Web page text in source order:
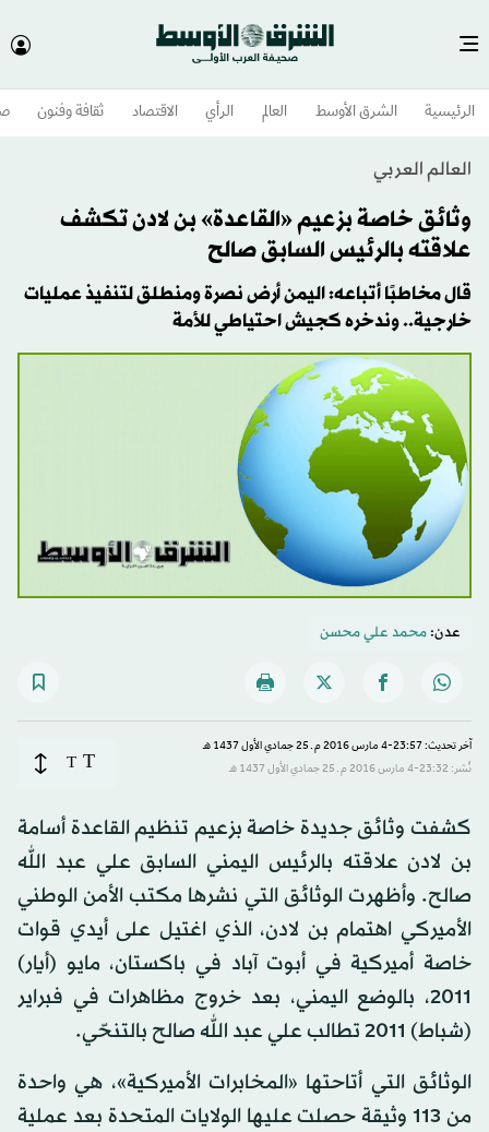
الرئيسية الشرق الأوسط​ العالم الرأي الاقتصاد ثقافة وفنون
العالم العربي
وثائق خاصة بزعيم «القاعدة» بن لادن تكشف
علاقته بالرئيس السابق صالح
قال مخاطبًا أتباعه: اليمن أرض نصرة ومنطلق لتنفيذ عمليات
خارجية.. وندخره كجيش احتياطي للأمة
عدن:محمد علي محسن
آخر تحديث: 23:57-4 مارس 2016 م ـ 25 جمادي الأول 1437 هـ
نُشر: 23:32-4 مارس 2016 م ـ 25 جمادي الأول 1437 هـ
T
T
كشفت وثائق جديدة خاصة بزعيم تنظيم القاعدة أسامة
بن لادن علاقته بالرئيس اليمني السابق علي عبد الله
صالح. وأظهرت الوثائق التي نشرها مكتب الأمن الوطني
الأميركي اهتمام بن لادن، الذي اغتيل على أيدي قوات
خاصة أميركية في أبوت آباد في باكستان، مايو (أيار)
2011، بالوضع اليمني، بعد خروج مظاهرات في فبراير
(شباط) 2011 تطالب علي عبد الله صالح بالتنحّي.
الوثائق التي أتاحتها «المخابرات الأميركية»، هي واحدة
من 113 وثيقة حصلت عليها الولايات المتحدة بعد عملية